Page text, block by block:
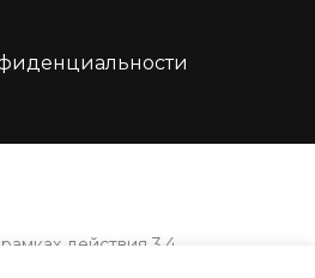
действия 3.4